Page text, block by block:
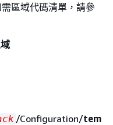
區域代碼清單，請參
/Configuration/tem